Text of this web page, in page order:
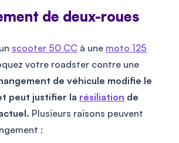
de deux-roues
scooter 50 CC à une moto 125
votre roadster contre une
de véhicule modifie le
peut justifier la résiliation de
Plusieurs raisons peuvent
: